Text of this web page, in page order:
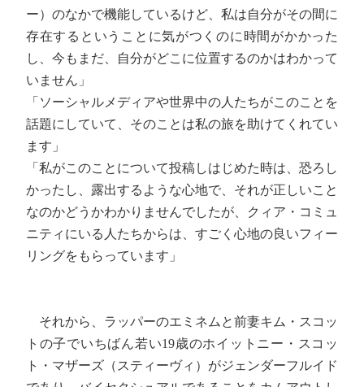
ー）のなかで機能しているけど、私は自分がその間に
存在するということに気がつくのに時間がかかった
し、今もまだ、自分がどこに位置するのかはわかって
いません」
「ソーシャルメディアや世界中の人たちがこのことを
話題にしていて、そのことは私の旅を助けてくれてい
ます」
「私がこのことについて投稿しはじめた時は、恐ろし
かったし、露出するような心地で、それが正しいこと
なのかどうかわかりませんでしたが、クィア・コミュ
ニティにいる人たちからは、すごく心地の良いフィー
リングをもらっています」
それから、ラッパーのエミネムと前妻キム・スコッ
トの子でいちばん若い19歳のホイットニー・スコッ
ト・マザーズ（スティーヴィ）がジェンダーフルイド